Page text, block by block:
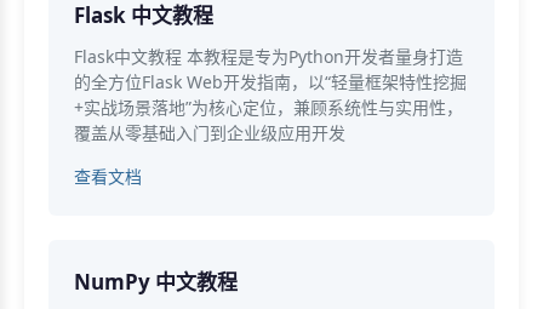
Flask 中文教程
Flask中文教程 本教程是专为Python开发者量身打造
的全方位Flask Web开发指南，以“轻量框架特性挖掘
+实战场景落地”为核心定位，兼顾系统性与实用性，
覆盖从零基础入门到企业级应用开发
查看文档
NumPy 中文教程